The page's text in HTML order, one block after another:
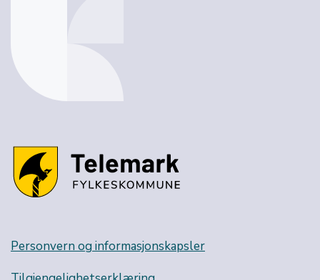
Personvern og informasjonskapsler